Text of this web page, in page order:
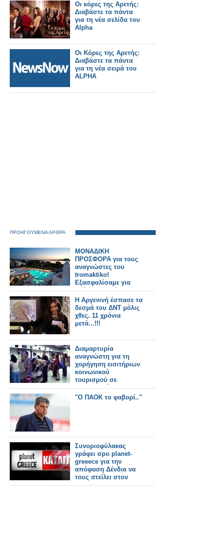
Οι κόρες της Αρετής:
Διαβάστε τα πάντα
για τη νέα σελίδα του
Alpha
Οι Κόρες της Αρετής:
Διαβάστε τα πάντα
για τη νέα σειρά του
ALPHA
ΠΡΟΗΓΟΥΜΕΝΑ ΑΡΘΡΑ
ΜΟΝΑΔΙΚΗ
ΠΡΟΣΦΟΡΑ για τους
αναγνώστες του
tromaktiko!
Εξασφαλίσαμε για
εσάς 10+10 δίκλινα
δωμάτια στο Naxos
Resort σε μοναδική
τιμή!
Η Αργενινή έσπασε τα
δεσμά του ΔΝΤ μόλις
χθες. 11 χρόνια
μετά...!!!
Διαμαρτυρία
αναγνώστη για τη
χορήγηση εισιτήριων
κοινωνικού
τουρισμού σε
αλλοδαπούς
"Ο ΠΑΟΚ το φαβορί.."
Συνοριοφύλακας
γράφει σρο planet-
greeece για την
απόφαση Δένδια να
τους στείλει στον
Έβρο